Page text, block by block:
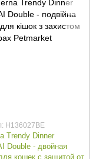
H136027BE
Trendy Dinner
Double - двойная
кошек с защитой от